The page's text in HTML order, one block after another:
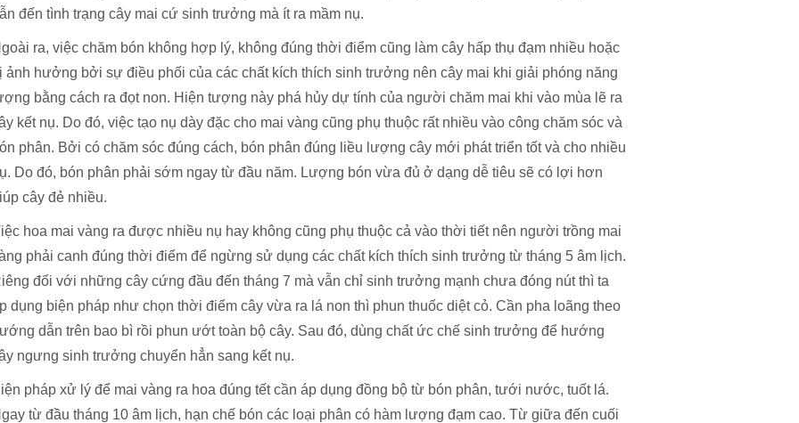
đến tình trạng cây mai cứ sinh trưởng mà ít ra mầm nụ.
ra, việc chăm bón không hợp lý, không đúng thời điểm cũng làm cây hấp thụ đạm nhiều hoặc
ảnh hưởng bởi sự điều phối của các chất kích thích sinh trưởng nên cây mai khi giải phóng năng
bằng cách ra đọt non. Hiện tượng này phá hủy dự tính của người chăm mai khi vào mùa lẽ ra
kết nụ. Do đó, việc tạo nụ dày đặc cho mai vàng cũng phụ thuộc rất nhiều vào công chăm sóc và
phân. Bởi có chăm sóc đúng cách, bón phân đúng liều lượng cây mới phát triển tốt và cho nhiều
Do đó, bón phân phải sớm ngay từ đầu năm. Lượng bón vừa đủ ở dạng dễ tiêu sẽ có lợi hơn
cây đẻ nhiều.
hoa mai vàng ra được nhiều nụ hay không cũng phụ thuộc cả vào thời tiết nên người trồng mai
phải canh đúng thời điểm để ngừng sử dụng các chất kích thích sinh trưởng từ tháng 5 âm lịch.
đối với những cây cứng đầu đến tháng 7 mà vẫn chỉ sinh trưởng mạnh chưa đóng nút thì ta
dụng biện pháp như chọn thời điểm cây vừa ra lá non thì phun thuốc diệt cỏ. Cần pha loãng theo
dẫn trên bao bì rồi phun ướt toàn bộ cây. Sau đó, dùng chất ức chế sinh trưởng để hướng
ngưng sinh trưởng chuyển hẳn sang kết nụ.
pháp xử lý để mai vàng ra hoa đúng tết cần áp dụng đồng bộ từ bón phân, tưới nước, tuốt lá.
từ đầu tháng 10 âm lịch, hạn chế bón các loại phân có hàm lượng đạm cao. Từ giữa đến cuối